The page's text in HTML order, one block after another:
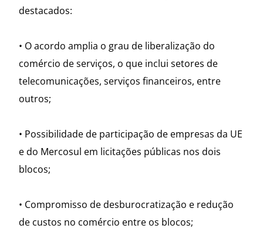
destacados:
• O acordo amplia o grau de liberalização do
comércio de serviços, o que inclui setores de
telecomunicações, serviços financeiros, entre
outros;
• Possibilidade de participação de empresas da UE
e do Mercosul em licitações públicas nos dois
blocos;
• Compromisso de desburocratização e redução
de custos no comércio entre os blocos;